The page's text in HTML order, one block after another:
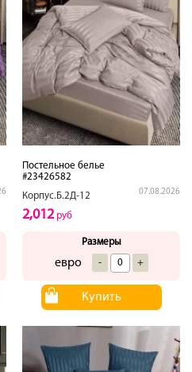
Постельное белье
#23426582
Корпус.Б.2Д-12
07.08.2026
2,012руб
Размеры
евро - +
Купить